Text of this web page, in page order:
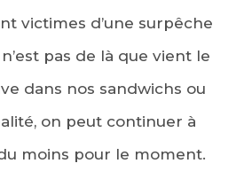
victimes d’une surpêche
pas de là que vient le
dans nos sandwichs ou
on peut continuer à
moins pour le moment.